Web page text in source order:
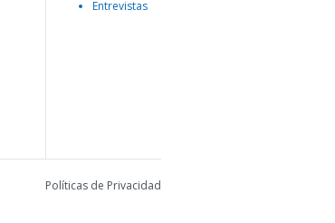
Entrevistas
Políticas de Privacidad